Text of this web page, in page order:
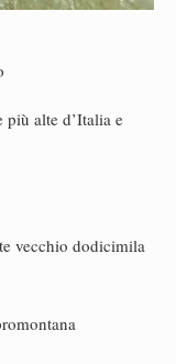
più alte d’Italia e
vecchio dodicimila